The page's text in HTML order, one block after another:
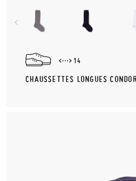
14
CHAUSSETTES LONGUES CONDOR